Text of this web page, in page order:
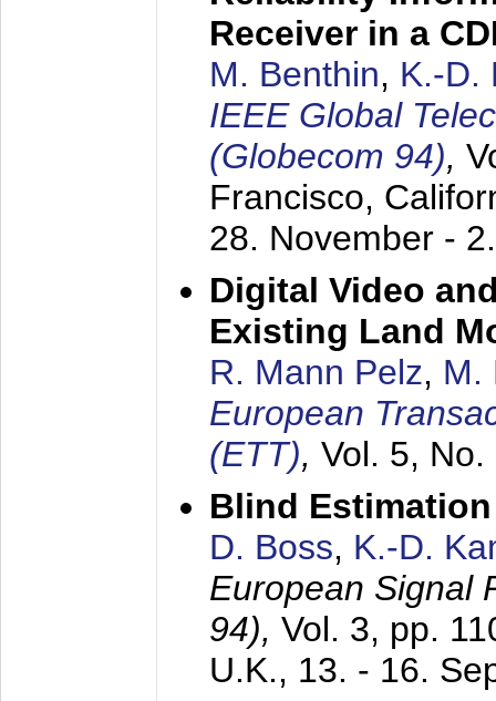
Receiver in a
M. Benthin, K.-D.
IEEE Global
(Globecom 94),
Francisco,
28. November -
Digital Video
Existing Land
R. Mann Pelz, M.
European
(ETT), Vol. 5,
Blind
D. Boss, K.-D.
European Signal
94), Vol. 3, pp.
U.K., 13. - 16.